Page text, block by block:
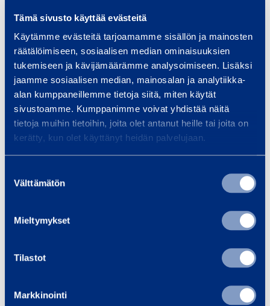
Tämä sivusto käyttää evästeitä
Käytämme evästeitä tarjoamamme sisällön ja mainosten
räätälöimiseen, sosiaalisen median ominaisuuksien
tukemiseen ja kävijämäärämme analysoimiseen. Lisäksi
jaamme sosiaalisen median, mainosalan ja analytiikka-
alan kumppaneillemme tietoja siitä, miten käytät
sivustoamme. Kumppanimme voivat yhdistää näitä
tietoja muihin tietoihin, joita olet antanut heille tai joita on
kerätty, kun olet käyttänyt heidän palvelujaan.
valinta
Välttämätön
Mieltymykset
Tilastot
Markkinointi
Power and lighting